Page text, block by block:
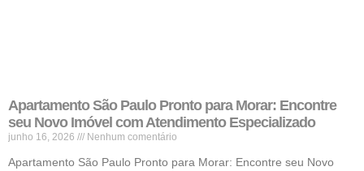
Apartamento São Paulo Pronto para Morar: Encontre
seu Novo Imóvel com Atendimento Especializado
junho 16, 2026 Nenhum comentário
Apartamento São Paulo Pronto para Morar: Encontre seu Novo